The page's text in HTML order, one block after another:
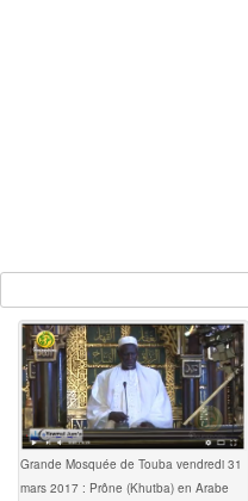
Grande Mosquée de Touba vendredi 31
mars 2017 : Prône (Khutba) en Arabe